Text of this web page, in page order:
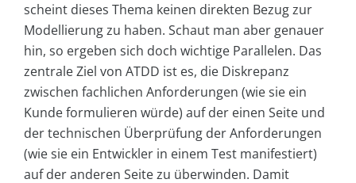
scheint dieses Thema keinen direkten Bezug zur
Modellierung zu haben. Schaut man aber genauer
hin, so ergeben sich doch wichtige Parallelen. Das
zentrale Ziel von ATDD ist es, die Diskrepanz
zwischen fachlichen Anforderungen (wie sie ein
Kunde formulieren würde) auf der einen Seite und
der technischen Überprüfung der Anforderungen
(wie sie ein Entwickler in einem Test manifestiert)
auf der anderen Seite zu überwinden. Damit